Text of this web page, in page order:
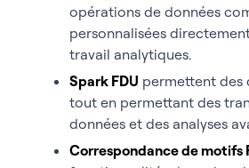
opérations de données
personnalisées
travail analytiques.
Spark FDU permettent des
tout en permettant des
données et des analyses
Correspondance de motifs